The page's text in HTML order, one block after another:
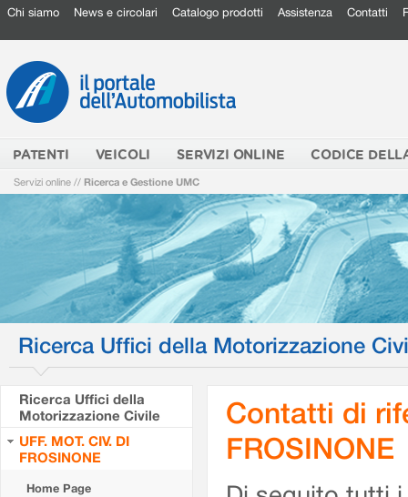
Chi siamo News e circolari Catalogo prodotti Assistenza Contatti
PATENTI VEICOLI SERVIZI ONLINE CODICE
Servizi online // Ricerca e Gestione UMC
Ricerca Uffici della Motorizzazione
Ricerca Uffici della
Motorizzazione Civile
UFF. MOT. CIV. DI
FROSINONE
Home Page
Contatti di
FROSINONE